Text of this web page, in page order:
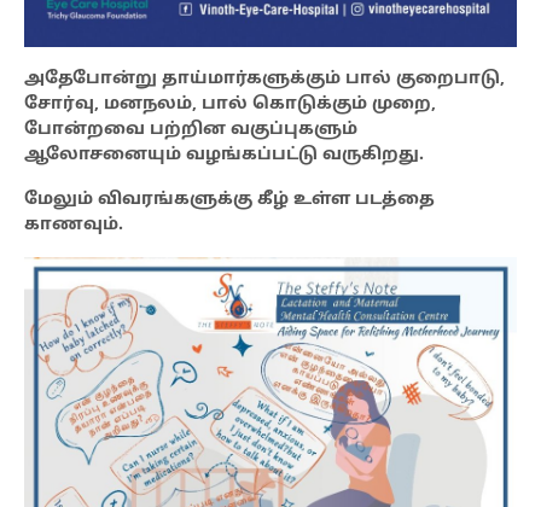
அதேபோன்று தாய்மார்களுக்கும் பால் குறைபாடு,
சோர்வு, மனநலம், பால் கொடுக்கும் முறை,
போன்றவை பற்றின வகுப்புகளும்
ஆலோசனையும் வழங்கப்பட்டு வருகிறது.
மேலும் விவரங்களுக்கு கீழ் உள்ள படத்தை
காணவும்.